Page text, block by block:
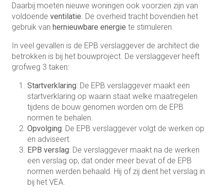
Daarbij moeten nieuwe woningen ook voorzien zijn van
voldoende ventilatie . De overheid tracht bovendien het
gebruik van hernieuwbare energie te stimuleren.
In veel gevallen is de EPB verslaggever de architect die
betrokken is bij het bouwproject. De verslaggever heeft
grofweg 3 taken:
Startverklaring: De EPB verslaggever maakt een
startverklaring op waarin staat welke maatregelen
tijdens de bouw genomen worden om de EPB
normen te behalen.
Opvolging: De EPB verslaggever volgt de werken op
en adviseert.
EPB verslag: De verslaggever maakt na de werken
een verslag op, dat onder meer bevat of de EPB
normen werden behaald. Hij of zij dient het verslag in
bij het VEA.